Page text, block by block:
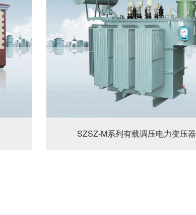
SZSZ-M系列有载调压电力变压器